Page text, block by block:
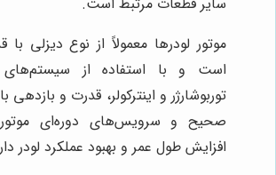
موتور لودرها معمولاً از نوع دیزلی با
است و با استفاده از سیستم‌های
توربوشارژر و اینترکولر، قدرت و بازدهی
صحیح و سرویس‌های دوره‌ای
افزایش طول عمر و بهبود عملکرد لودر